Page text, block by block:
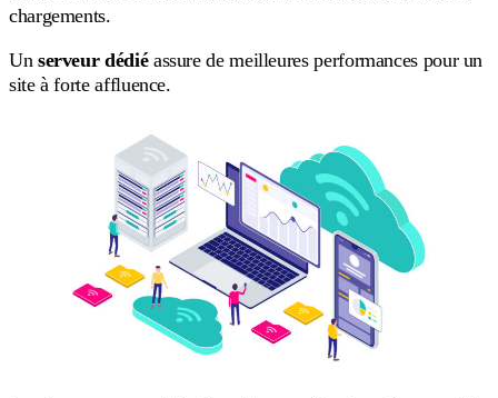
chargements.
Un serveur dédiéassure de meilleures performances pour un
site à forte affluence.